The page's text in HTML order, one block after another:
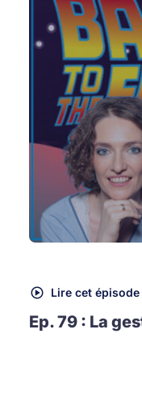
Lire cet épisode
Ep. 79 : La